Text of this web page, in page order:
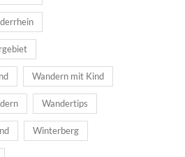
Wandern mit Kind
Wandertips
Winterberg